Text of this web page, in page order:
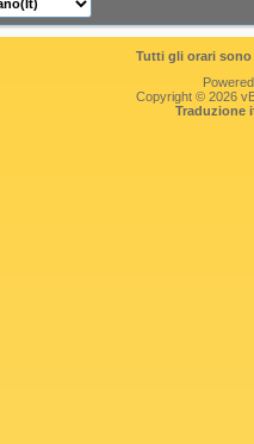
Tutti gli orari
Copyright © 2026
Traduzione